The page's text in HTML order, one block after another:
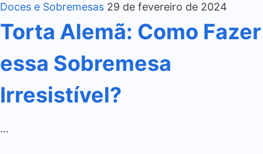
Doces e Sobremesas 29 de fevereiro de 2024
Torta Alemã: Como Fazer
essa Sobremesa
Irresistível?
…